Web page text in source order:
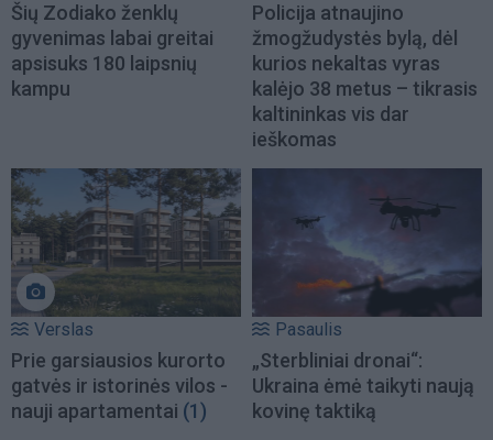
Šių Zodiako ženklų
gyvenimas labai greitai
apsisuks 180 laipsnių
kampu
Policija atnaujino
žmogžudystės bylą, dėl
kurios nekaltas vyras
kalėjo 38 metus – tikrasis
kaltininkas vis dar
ieškomas
Verslas
Prie garsiausios kurorto
gatvės ir istorinės vilos -
nauji apartamentai (1)
Pasaulis
„Sterbliniai dronai“:
Ukraina ėmė taikyti naują
kovinę taktiką